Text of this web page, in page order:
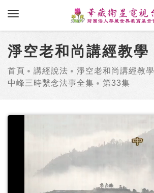
toggle navigation
淨空老和尚講經教學
首頁 講經說法
淨空老和尚講經教學
中峰三時繫念法事全集
第33集